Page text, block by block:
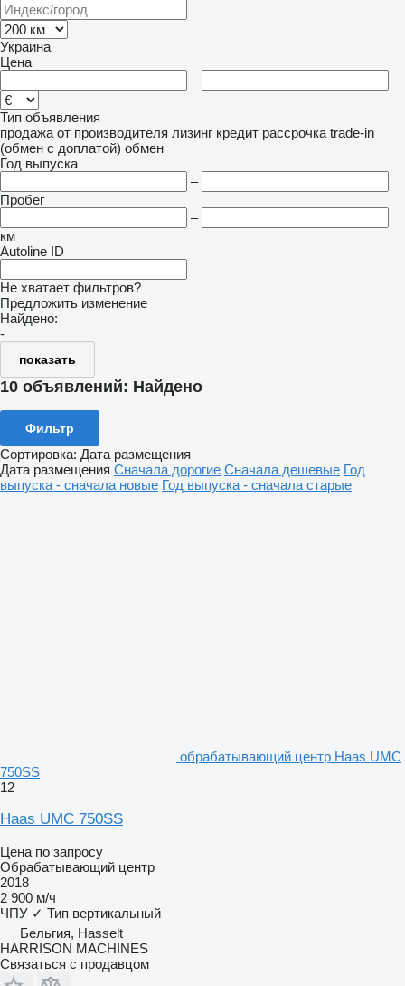
Украина
Цена
–
Тип объявления
продажа от производителя лизинг кредит рассрочка trade-in
(обмен с доплатой) обмен
Год выпуска
–
Пробег
–
км
Autoline ID
Не хватает фильтров?
Предложить изменение
Найдено:
-
показать
10 объявлений: Найдено
Фильтр
Сортировка: Дата размещения
Дата размещения Сначала дорогие Сначала дешевые Год
выпуска - сначала новые Год выпуска - сначала старые
обрабатывающий центр Haas UMC
750SS
12
Haas UMC 750SS
Цена по запросу
Обрабатывающий центр
2018
2 900 м/ч
ЧПУ ✓ Тип вертикальный
Бельгия, Hasselt
HARRISON MACHINES
Связаться с продавцом